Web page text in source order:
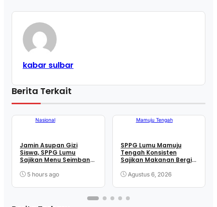
kabar sulbar
Berita Terkait
Nasional
Jamin Asupan Gizi
Siswa, SPPG Lumu
Sajikan Menu Seimbang
5 hours ago
Mamuju Tengah
SPPG Lumu Mamuju
Tengah Konsisten
Sajikan Makanan Bergizi
Stunting
Agustus 6, 2026